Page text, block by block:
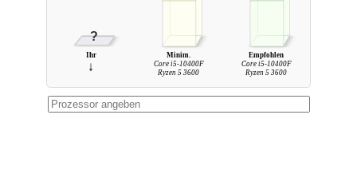
?
Ihr
↓
Minim.
Core i5-10400F
Ryzen 5 3600
Empfohlen
Core i5-10400F
Ryzen 5 3600